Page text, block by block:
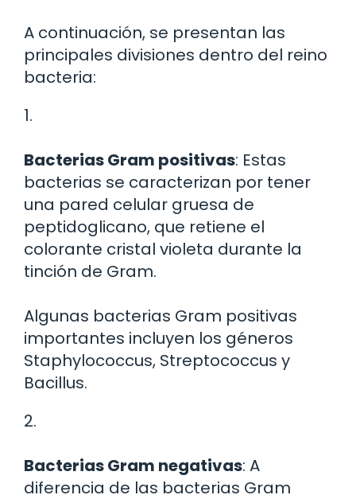
A continuación, se presentan las
principales divisiones dentro del reino
bacteria:
1.
Bacterias Gram positivas: Estas
bacterias se caracterizan por tener
una pared celular gruesa de
peptidoglicano, que retiene el
colorante cristal violeta durante la
tinción de Gram.
Algunas bacterias Gram positivas
importantes incluyen los géneros
Staphylococcus, Streptococcus y
Bacillus.
2.
Bacterias Gram negativas: A
diferencia de las bacterias Gram